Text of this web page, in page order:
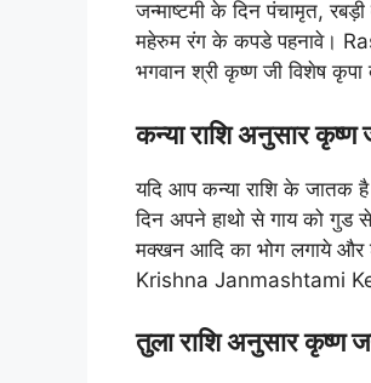
जन्माष्टमी के दिन पंचामृत,
महेरुम रंग के कपडे पहनावे।
भगवान श्री कृष्ण जी विशेष कृपा
कन्या राशि अनुसार कृष्ण
यदि आप कन्या राशि के
दिन अपने हाथो से गाय को गुड
मक्खन आदि का भोग लगाये और
Krishna Janmashtami Ke
तुला राशि अनुसार कृष्ण